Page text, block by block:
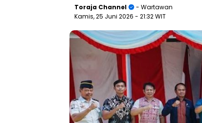
Toraja Channel
- Wartawan
Kamis, 25 Juni 2026 - 21:32 WIT